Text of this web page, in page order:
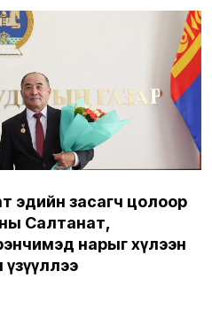
эдийн засагч цолоор
Салтанат,
нарыг хүлээн
үзүүллээ